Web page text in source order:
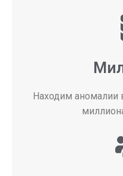
Находим аномалии